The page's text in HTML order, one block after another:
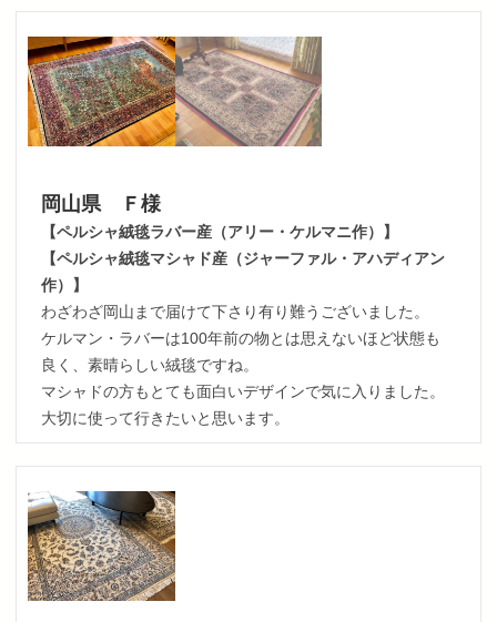
岡山県 Ｆ様
【ペルシャ絨毯ラバー産（アリー・ケルマニ作）】
【ペルシャ絨毯マシャド産（ジャーファル・アハディアン
作）】
わざわざ岡山まで届けて下さり有り難うございました。
ケルマン・ラバーは100年前の物とは思えないほど状態も
良く、素晴らしい絨毯ですね。
マシャドの方もとても面白いデザインで気に入りました。
大切に使って行きたいと思います。